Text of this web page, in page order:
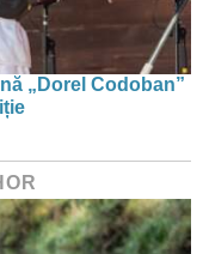
„Dorel Codoban”